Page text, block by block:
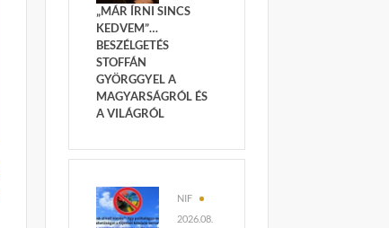
„MÁR ÍRNI SINCS
KEDVEM”…
BESZÉLGETÉS
STOFFÁN
GYÖRGGYEL A
MAGYARSÁGRÓL ÉS
A VILÁGRÓL
NIF
2026.08.